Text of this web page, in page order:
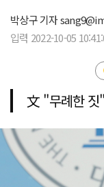
박상구 기자
입력 2022-10-05
文 "무례한 짓